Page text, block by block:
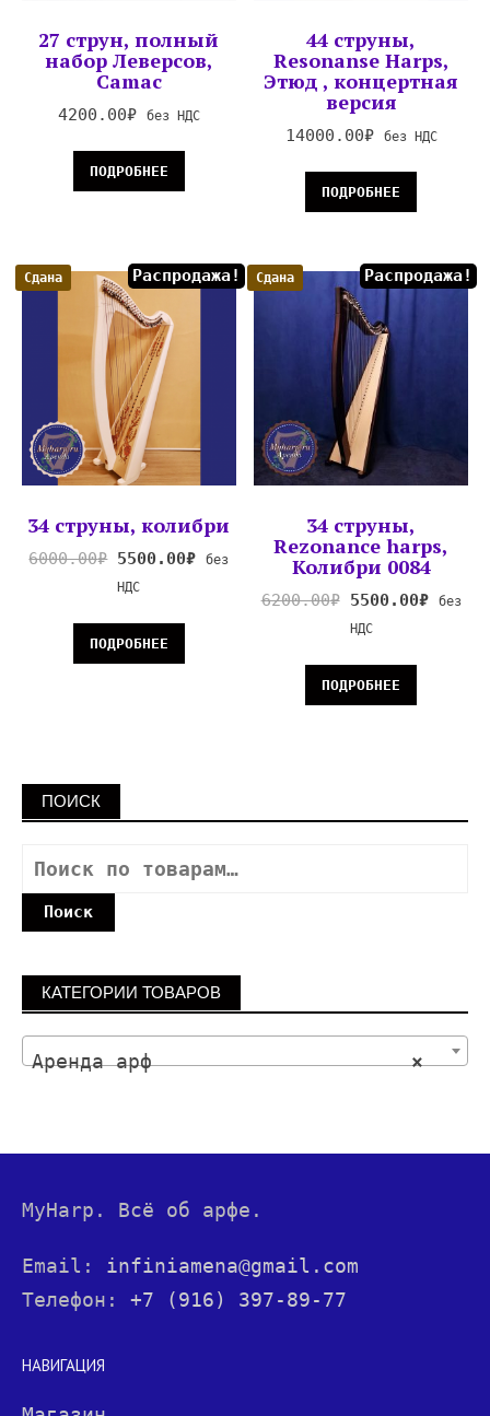
27 струн, полный
набор Леверсов,
Camac
4200.00₽ без НДС
ПОДРОБНЕЕ
44 струны,
Resonanse Harps,
Этюд , концертная
версия
14000.00₽ без НДС
ПОДРОБНЕЕ
Сдана Распродажа!
34 струны, колибри
6000.00₽ 5500.00₽
без
НДС
ПОДРОБНЕЕ
Сдана Распродажа!
34 струны,
Rezonance harps,
Колибри 0084
6200.00₽ 5500.00₽
без
НДС
ПОДРОБНЕЕ
ПОИСК
Поиск
КАТЕГОРИИ ТОВАРОВ
×
Аренда арф
MyHarp. Всё об арфе.
Email: infiniamena@gmail.com
Телефон: +7 (916) 397-89-77
НАВИГАЦИЯ